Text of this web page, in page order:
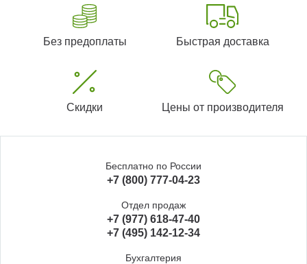
Без предоплаты Быстрая доставка
Скидки Цены от производителя
Бесплатно по России
+7 (800) 777-04-23
Отдел продаж
+7 (977) 618-47-40
+7 (495) 142-12-34
Бухгалтерия